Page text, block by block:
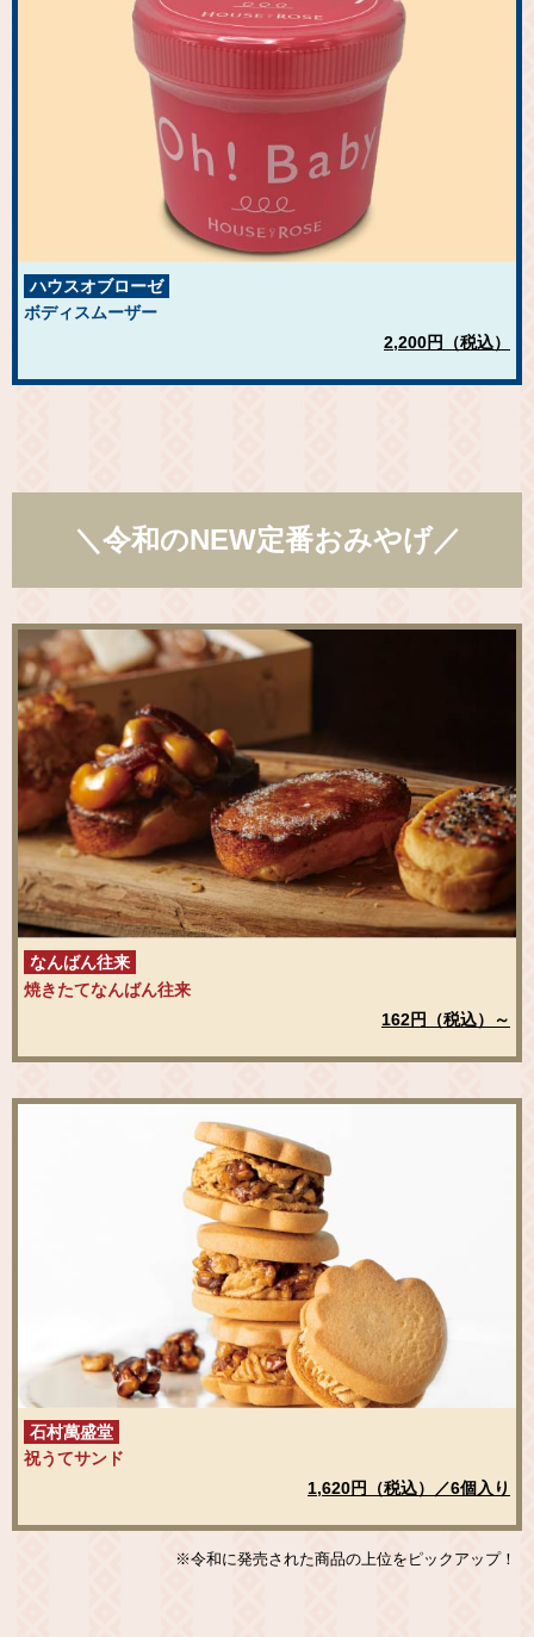
ハウスオブローゼ
ボディスムーザー
2,200円（税込）
＼令和のNEW定番おみやげ／
なんばん往来
焼きたてなんばん往来
162円（税込）～
石村萬盛堂
祝うてサンド
1,620円（税込）／6個入り
※令和に発売された商品の上位をピックアップ！